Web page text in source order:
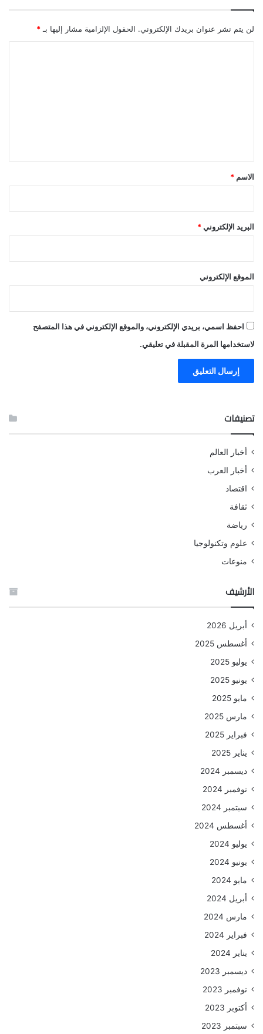
لن يتم نشر عنوان بريدك الإلكتروني. الحقول الإلزامية مشار إليها بـ *
*
الاسم *
البريد الإلكتروني *
الموقع الإلكتروني
احفظ اسمي، بريدي الإلكتروني، والموقع الإلكتروني في هذا المتصفح
لاستخدامها المرة المقبلة في تعليقي.
تصنيفات
أخبار العالم
أخبار العرب
اقتصاد
ثقافة
رياضة
علوم وتكنولوجيا
منوعات
الأرشيف
أبريل 2026
أغسطس 2025
يوليو 2025
يونيو 2025
مايو 2025
مارس 2025
فبراير 2025
يناير 2025
ديسمبر 2024
نوفمبر 2024
سبتمبر 2024
أغسطس 2024
يوليو 2024
يونيو 2024
مايو 2024
أبريل 2024
مارس 2024
فبراير 2024
يناير 2024
ديسمبر 2023
نوفمبر 2023
أكتوبر 2023
سبتمبر 2023